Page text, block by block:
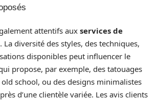
attentifs aux services de
La diversité des styles, des techniques,
disponibles peut influencer le
propose, par exemple, des tatouages
school, ou des designs minimalistes
d’une clientèle variée. Les avis clients